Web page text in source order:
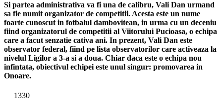
Si partea administrativa va fi una de calibru, Vali Dan urmand
sa fie numit organizator de competitii. Acesta este un nume
foarte cunoscut in fotbalul dambovitean, in urma cu un deceniu
fiind organizatorul de competitii al Viitorului Pucioasa, o echipa
care a facut senzatie cativa ani. In prezent, Vali Dan este
observator federal, fiind pe lista observatorilor care activeaza la
nivelul Ligilor a 3-a si a doua. Chiar daca este o echipa nou
infintata, obiectivul echipei este unul singur: promovarea in
Onoare.
1330